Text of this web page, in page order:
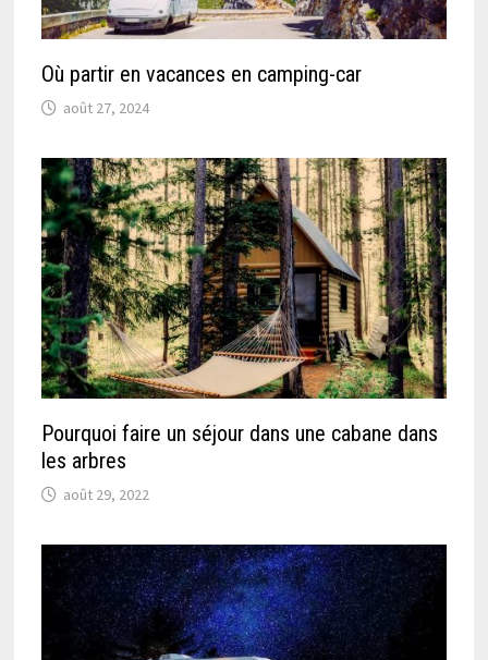
Où partir en vacances en camping-car
août 27, 2024
Pourquoi faire un séjour dans une cabane dans
les arbres
août 29, 2022